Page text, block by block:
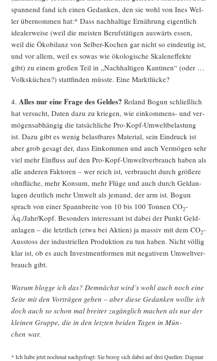
span­nend fand ich einen Gedan­ken, den sie wohl von Ines Wel­
ler über­nom­men hat:* Dass nach­hal­ti­ge Ernäh­rung eigent­lich
idea­ler­wei­se (weil die meis­ten Berufs­tä­ti­gen aus­wärts essen,
weil die Öko­bi­lanz von Sel­ber-Kochen gar nicht so ein­deu­tig ist,
und vor allem, weil es sowas wie öko­lo­gi­sche Ska­len­ef­fek­te
gibt) zu einem gro­ßen Teil in „Nach­hal­ti­gen Kan­ti­nen“ (oder …
Volks­kü­chen?) statt­fin­den müss­te. Eine Marktlücke?
4. Alles nur eine Fra­ge des Gel­des? Roland Bogun schließ­lich
hat ver­sucht, Daten dazu zu krie­gen, wie ein­kom­mens- und ver­
mö­gens­ab­hän­gig die tat­säch­li­che Pro-Kopf-Umwelt­be­las­tung
ist. Dazu gibt es wenig belast­ba­res Mate­ri­al, sein Ein­druck ist
aber grob gesagt der, dass Ein­kom­men und auch Ver­mö­gen sehr
viel mehr Ein­fluss auf den Pro-Kopf-Umwelt­ver­brauch haben als
alle ande­ren Fak­to­ren – wer reich ist, ver­braucht durch grö­ße­re
ohn­flä­che, mehr Kon­sum, mehr Flü­ge und auch durch Geld­an­
la­gen deut­lich mehr Umwelt als jemand, der arm ist. Bogun
sprach von einer Spann­brei­te von 10 bis 100 Ton­nen CO2-
Äq./Jahr/Kopf. Beson­ders inter­es­sant ist dabei der Punkt Geld­
an­la­gen – die letzt­lich (etwa bei Akti­en) ja mas­siv mit dem CO2-
Aus­stoss der indus­tri­el­len Pro­duk­ti­on zu tun haben. Nicht völ­lig
klar ist, ob es auch Invest­ment­for­men mit nega­ti­vem Umwelt­ver­
brauch gibt.
War­um blog­ge ich das? Dem­nächst wird’s wohl auch noch eine
Sei­te mit den Vor­trä­gen geben – aber die­se Gedan­ken woll­te ich
doch auch so schon mal brei­ter zugäng­lich machen als nur der
klei­nen Grup­pe, die in den letz­ten bei­den Tagen in Mün­
chen war.
* Ich habe jetzt noch­mal nach­ge­fragt: Sie bezog sich dabei auf drei Quel­len: Dag­mar